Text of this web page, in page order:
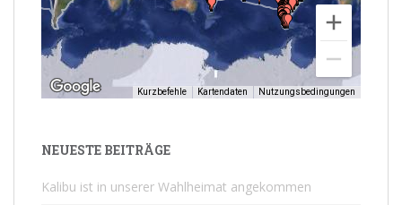
Kurzbefehle Kartendaten Nutzungsbedingungen
NEUESTE BEITRÄGE
Kalibu ist in unserer Wahlheimat angekommen